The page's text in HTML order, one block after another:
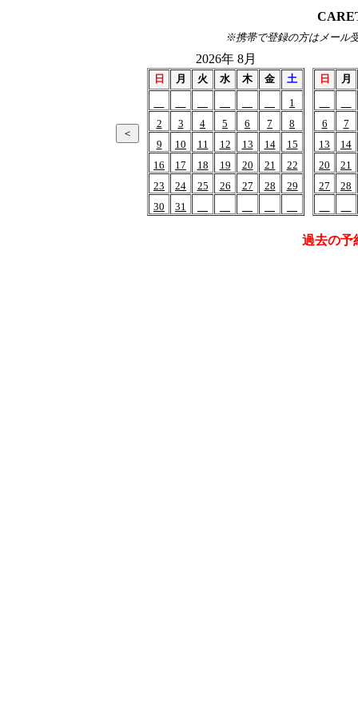
※携帯で登録の方はメール
2026年 8月
日 月 火 水 木 金
土
1
2
3 4 5 6 7
8
9
10 11 12 13 14
15
16
17 18 19 20 21
22
23
24 25 26 27 28
29
30
31
日 月
6
7
13
14
20
21
27
28
過去の予